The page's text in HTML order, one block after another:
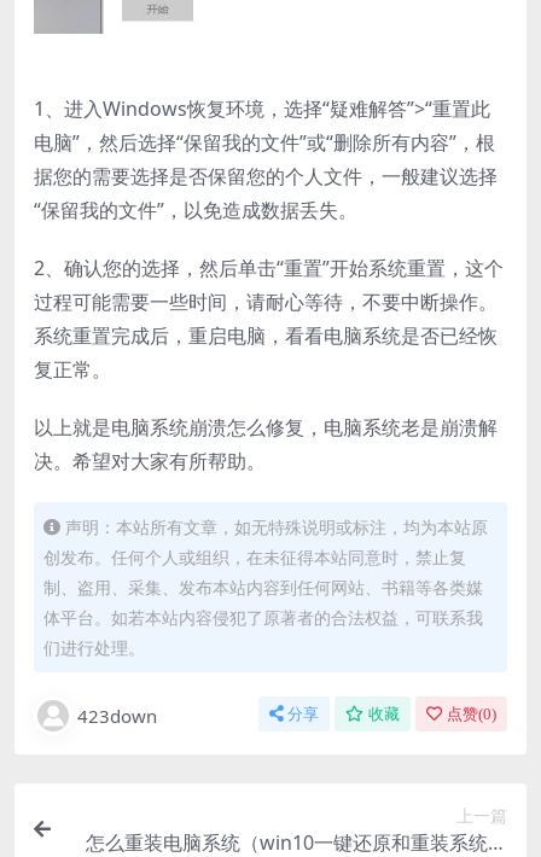
1、进入Windows恢复环境，选择“疑难解答”>“重置此
电脑”，然后选择“保留我的文件”或“删除所有内容”，根
据您的需要选择是否保留您的个人文件，一般建议选择
“保留我的文件”，以免造成数据丢失。
2、确认您的选择，然后单击“重置”开始系统重置，这个
过程可能需要一些时间，请耐心等待，不要中断操作。
系统重置完成后，重启电脑，看看电脑系统是否已经恢
复正常。
以上就是电脑系统崩溃怎么修复，电脑系统老是崩溃解
决。希望对大家有所帮助。
声明：本站所有文章，如无特殊说明或标注，均为本站原
创发布。任何个人或组织，在未征得本站同意时，禁止复
制、盗用、采集、发布本站内容到任何网站、书籍等各类媒
体平台。如若本站内容侵犯了原著者的合法权益，可联系我
们进行处理。
423down 分享 收藏 点赞(0)
上一篇
怎么重装电脑系统（win10一键还原和重装系统方